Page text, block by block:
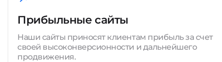
Прибыльные сайты
Наши сайты приносят клиентам прибыль за счет
своей высоконверсионности и дальнейшего
продвижения.